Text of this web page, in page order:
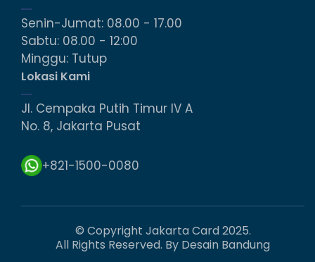
Senin-Jumat: 08.00 - 17.00
Sabtu: 08.00 - 12:00
Minggu: Tutup
Lokasi Kami
Jl. Cempaka Putih Timur IV A
No. 8, Jakarta Pusat
+821-1500-0080
© Copyright Jakarta Card 2025.
All Rights Reserved. By Desain Bandung